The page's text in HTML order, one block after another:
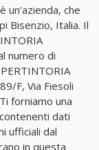
è un'azienda, che
Bisenzio, Italia. Il
numero di
F, Via Fiesoli
forniamo una
dati
ufficiali dal
in questa